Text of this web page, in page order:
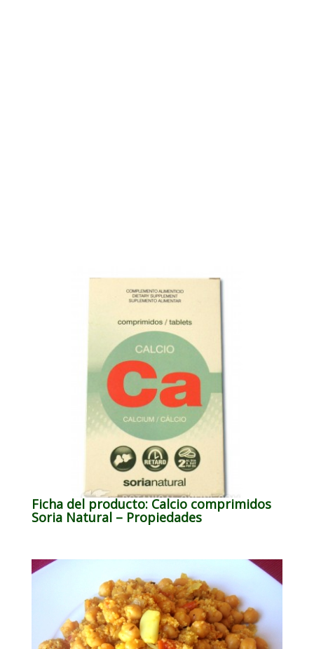
Ficha del producto: Calcio comprimidos
Soria Natural – Propiedades